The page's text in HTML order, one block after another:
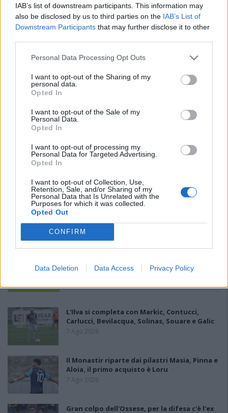
IAB’s list of downstream participants. This information may
also be disclosed by us to third parties on the IAB’s List of
Downstream Participants that may further disclose it to other
Personal Data Processing Opt Outs
I want to opt-out of the Sharing of my
personal data.
Opted In
I want to opt-out of the Sale of my
Personal Data.
Opted In
I want to opt-out of processing my
Personal Data for Targeted Advertising.
Opted In
I want to opt-out of Collection, Use,
Retention, Sale, and/or Sharing of my
Personal Data that Is Unrelated with the
Purposes for which it was collected.
Opted Out
CONFIRM
Data Deletion Data Access Privacy Policy
L'Ilva si completa con Markic, Contucci,
Carlucci, Bevilacqua, Solinas, Souare e Galic
7 Ago 2026
Il Monastir riparte dai pilastri Masia, Pinna e
Aloia, il primo acquisto è Loru
7 Ago 2026
Gran colpo dell'Ossese, per la difesa c'è l'ex